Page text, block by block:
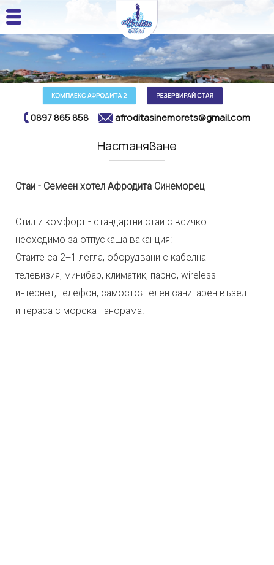
0897 865 858 afroditasinemorets@gmail.com
Настаняване
Стаи - Семеен хотел Афродита Синеморец
Стил и комфорт - стандартни стаи с всичко
неоходимо за отпускаща ваканция:
Стаите са 2+1 легла, оборудвани с кабелна
телевизия, минибар, климатик, парно, wireless
интернет, телефон, самостоятелен санитарен възел
и тераса с морска панорама!